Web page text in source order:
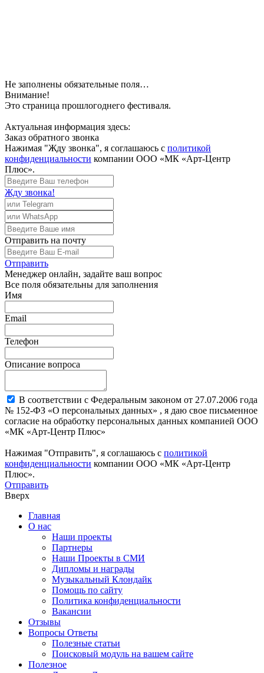
Не заполнены обязательные поля…
Внимание!
Это страница прошлогоднего фестиваля.
Актуальная информация здесь:
Заказ обратного звонка
Нажимая "Жду звонка", я соглашаюсь с политикой
конфиденциальности компании ООО «МК «Арт-Центр
Плюс».
Жду звонка!
Отправить на почту
Отправить
Менеджер онлайн, задайте ваш вопрос
Все поля обязательны для заполнения
Имя
Email
Телефон
Описание вопроса
В соответствии с Федеральным законом от 27.07.2006 года
№ 152-ФЗ «О персональных данных» , я даю свое письменное
согласие на обработку персональных данных компанией ООО
«МК «Арт-Центр Плюс»
Нажимая "Отправить", я соглашаюсь с политикой
конфиденциальности компании ООО «МК «Арт-Центр
Плюс».
Отправить
Вверх
Главная
О нас
Наши проекты
Партнеры
Наши Проекты в СМИ
Дипломы и награды
Музыкальный Клондайк
Помощь по сайту
Политика конфиденциальности
Вакансии
Отзывы
Вопросы Ответы
Полезные статьи
Поисковый модуль на вашем сайте
Полезное